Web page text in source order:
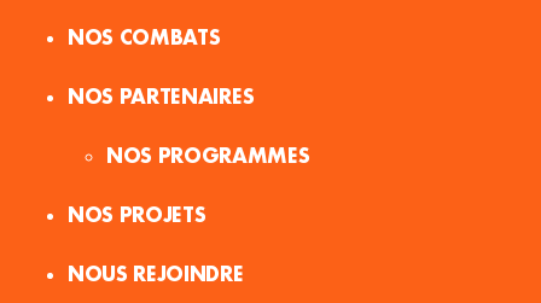
NOS COMBATS
NOS PARTENAIRES
NOS PROGRAMMES
NOS PROJETS
NOUS REJOINDRE